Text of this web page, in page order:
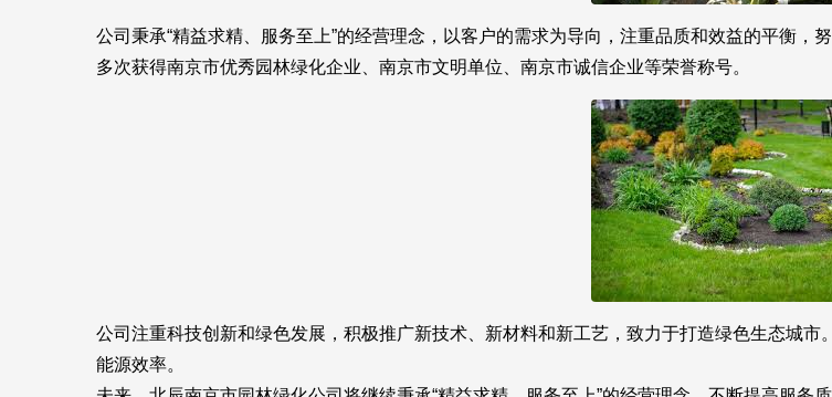
公司秉承“精益求精、服务至上”的经营理念，以客户的需求为导向，注重品质和效益的平衡，
多次获得南京市优秀园林绿化企业、南京市文明单位、南京市诚信企业等荣誉称号。
公司注重科技创新和绿色发展，积极推广新技术、新材料和新工艺，致力于打造绿色生态城
能源效率。